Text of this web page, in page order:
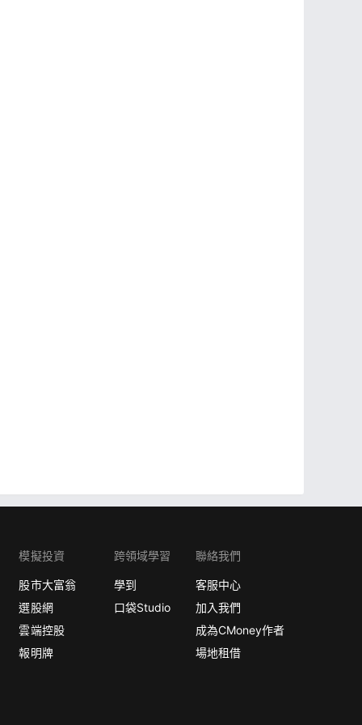
模擬投資
股市大富翁
選股網
雲端控股
報明牌
跨領域學習
學到
口袋Studio
聯絡我們
客服中心
加入我們
成為CMoney作者
場地租借